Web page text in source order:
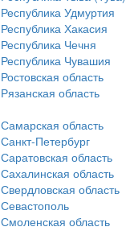
Республика Удмуртия
Республика Хакасия
Республика Чечня
Республика Чувашия
Ростовская область
Рязанская область
Самарская область
Санкт-Петербург
Саратовская область
Сахалинская область
Свердловская область
Севастополь
Смоленская область